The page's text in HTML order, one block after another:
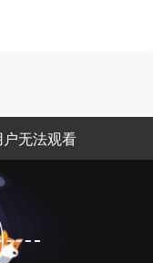
无法观看